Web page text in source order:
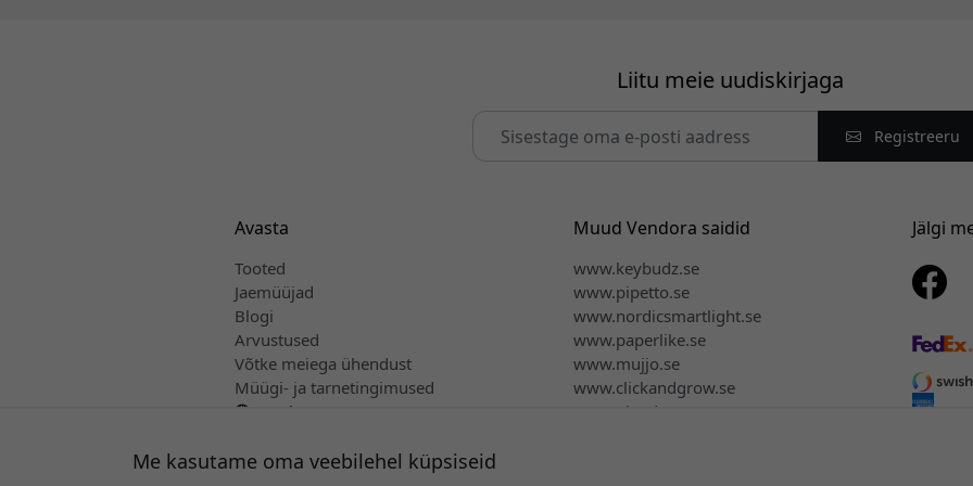
Liitu meie uudiskirjaga
Registreeru
Avasta
Tooted
Jaemüüjad
Blogi
Arvustused
Võtke meiega ühendust
Müügi- ja tarnetingimused
Eesti
Muud Vendora saidid
www.keybudz.se
www.pipetto.se
www.nordicsmartlight.se
www.paperlike.se
www.mujjo.se
www.clickandgrow.se
www.plaud.se
Jälgi
Me kasutame oma veebilehel küpsiseid